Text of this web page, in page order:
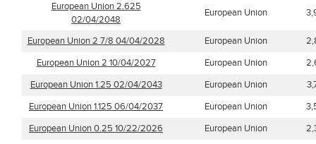
European Union 2.625
02/04/2048
European Union
European Union 2 7/8 04/04/2028 European Union
European Union 2 10/04/2027
European Union
European Union 1.25 02/04/2043
European Union
European Union 1.125 06/04/2037
European Union
European Union 0.25 10/22/2026
European Union